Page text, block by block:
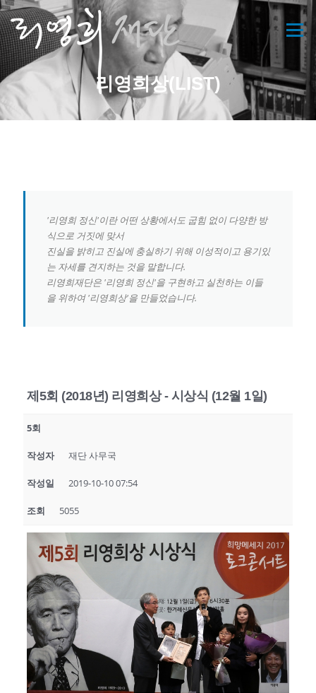
콘
텐
츠
로
바
로
가
기
메뉴
리영희상(LIST)
'리영희 정신'이란 어떤 상황에서도 굽힘 없이 다양한 방
식으로 거짓에 맞서
진실을 밝히고 진실에 충실하기 위해 이성적이고 용기있
는 자세를 견지하는 것을 말합니다.
리영희재단은 '리영희 정신'을 구현하고 실천하는 이들
을 위하여 '리영희상'을 만들었습니다.
제5회 (2018년) 리영희상 - 시상식 (12월 1일)
5회
작성자 재단 사무국
작성일 2019-10-10 07:54
조회 5055